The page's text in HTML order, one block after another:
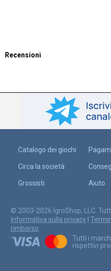
Recensioni
Catalogo dei giochi
Circa la società
Grossisti Aiuto
© 2003-2026 IgroShop, LLC.
Informativa sulla privacy
rimborso.
Tutti i
rispettivi